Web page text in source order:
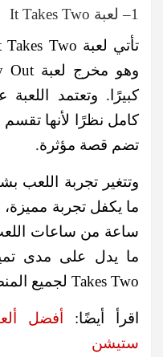
1– لعبة It Takes Two
كبيرًا. وتعتمد
كامل نظرًا لأنها
تضم قصة مؤثرة.
وتتغير تجربة اللعب
ما يكفل تجربة
ساعة من ساعات
Takes Two لجميع المنصات.
اقرأ أيضًا:
أفضل
ستيشن